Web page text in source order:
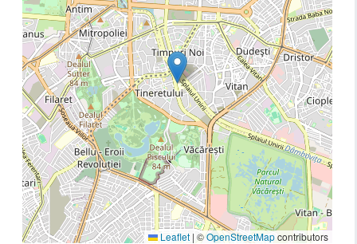
Leaflet | ©OpenStreetMapcontributors